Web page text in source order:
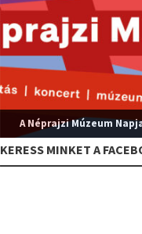
A Néprajzi Múzeum
KERESS MINKET A